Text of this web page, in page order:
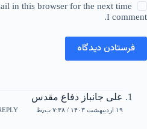
in this browser for the next time
I comment.
فرستادن دیدگاه
علی جانباز دفاع مقدس
۱۹ اردیبهشت ۱۴۰۳ / ۷:۳۸ ب٫ظ